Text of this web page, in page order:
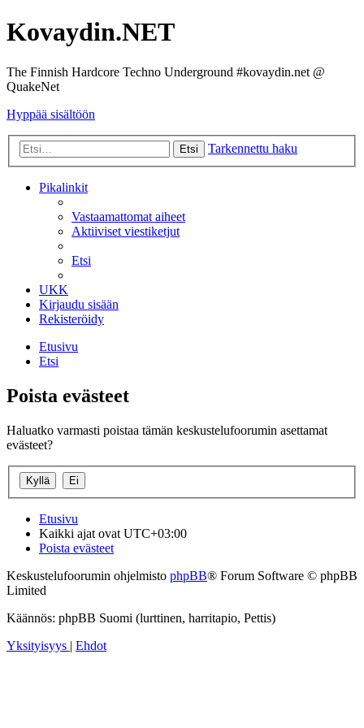
Kovaydin.NET
The Finnish Hardcore Techno Underground #kovaydin.net @
QuakeNet
Hyppää sisältöön
Etsi Tarkennettu haku
Pikalinkit
Vastaamattomat aiheet
Aktiiviset viestiketjut
Etsi
UKK
Kirjaudu sisään
Rekisteröidy
Etusivu
Etsi
Poista evästeet
Haluatko varmasti poistaa tämän keskustelufoorumin asettamat
evästeet?
Etusivu
Kaikki ajat ovat UTC+03:00
Poista evästeet
Keskustelufoorumin ohjelmisto phpBB® Forum Software © phpBB
Limited
Käännös: phpBB Suomi (lurttinen, harritapio, Pettis)
Yksityisyys | Ehdot